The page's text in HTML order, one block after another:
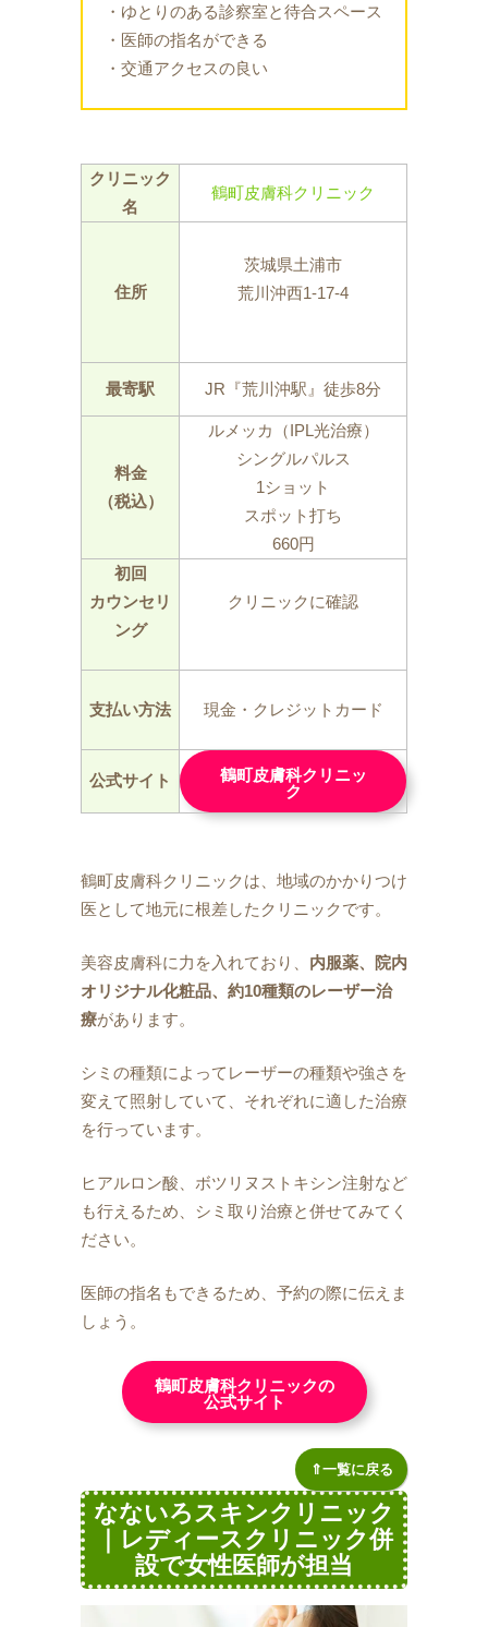
・ゆとりのある診察室と待合スペース
・医師の指名ができる
・交通アクセスの良い
クリニック
名
鶴町皮膚科クリニック
住所
茨城県土浦市
荒川沖西1-17-4
最寄駅 JR『荒川沖駅』徒歩8分
料金
（税込）
ルメッカ（IPL光治療）
シングルパルス
1ショット
スポット打ち
660円
初回
カウンセリ
ング
クリニックに確認
支払い方法 現金・クレジットカード
公式サイト
鶴町皮膚科クリニッ
ク
鶴町皮膚科クリニックは、地域のかかりつけ
医として地元に根差したクリニックです。
美容皮膚科に力を入れており、 内服薬、院内
オリジナル化粧品、約10種類のレーザー治
療があります。
シミの種類によってレーザーの種類や強さを
変えて照射していて、それぞれに適した治療
を行っています。
ヒアルロン酸、ボツリヌストキシン注射など
も行えるため、シミ取り治療と併せてみてく
ださい。
医師の指名もできるため、予約の際に伝えま
しょう。
鶴町皮膚科クリニックの
公式サイト
⇑一覧に戻る
なないろスキンクリニック
｜レディースクリニック併
設で女性医師が担当